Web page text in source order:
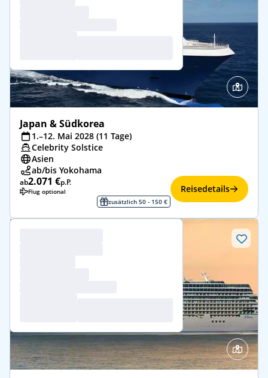
Japan & Südkorea
1.–12. Mai 2028 (11 Tage)
Celebrity Solstice
Asien
ab/bis Yokohama
ab2.071 €p.P.
Flug optional
zusätzlich 50 - 150 €
Reisedetails